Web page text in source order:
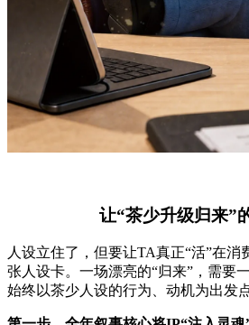
让“茶少升级归来”
人设立住了，但要让TA真正“活”在消
张人设卡。一场漂亮的“归来”，需要
始终以茶少人设的行为、动机为出发